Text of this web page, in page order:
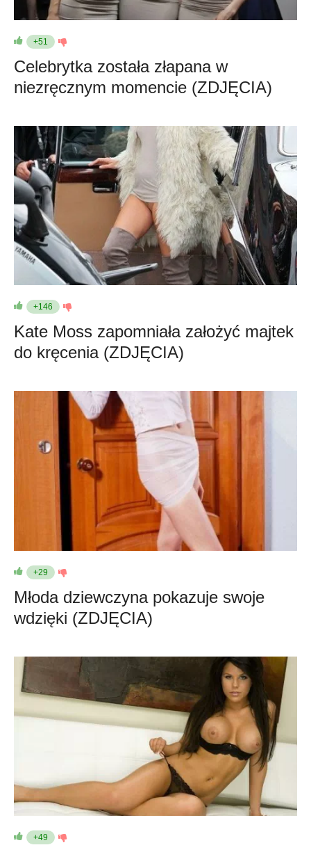
+51
Celebrytka została złapana w
niezręcznym momencie (ZDJĘCIA)
+146
Kate Moss zapomniała założyć majtek
do kręcenia (ZDJĘCIA)
+29
Młoda dziewczyna pokazuje swoje
wdzięki (ZDJĘCIA)
+49